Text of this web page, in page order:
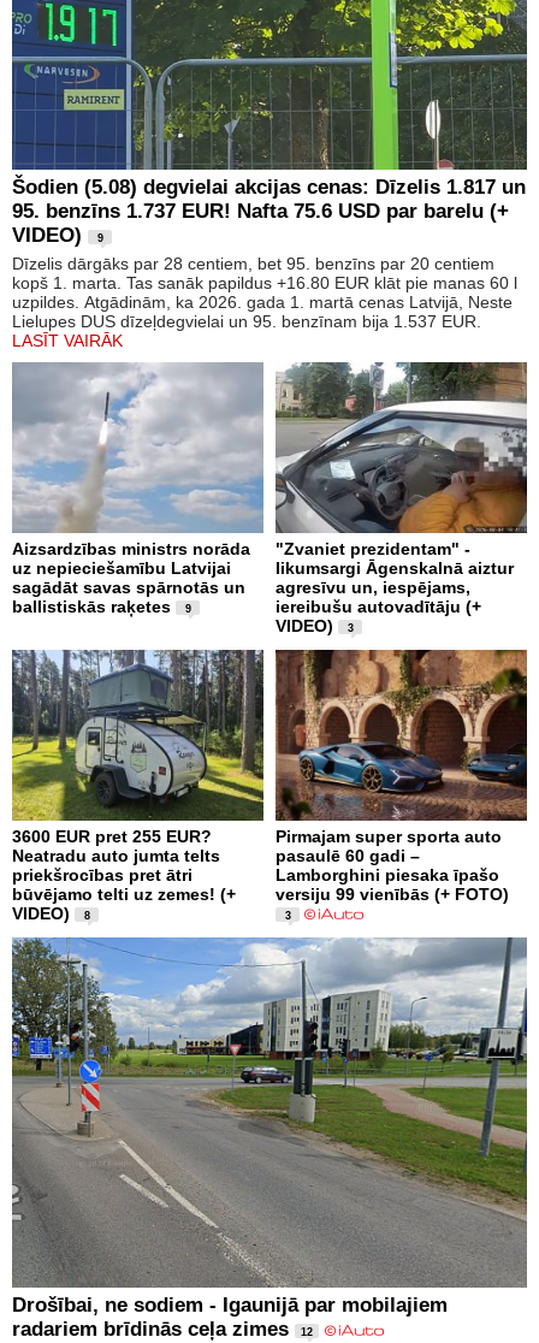
Šodien (5.08) degvielai akcijas cenas: Dīzelis 1.817 un
95. benzīns 1.737 EUR! Nafta 75.6 USD par barelu (+
VIDEO)
9
Dīzelis dārgāks par 28 centiem, bet 95. benzīns par 20 centiem
kopš 1. marta. Tas sanāk papildus +16.80 EUR klāt pie manas 60 l
uzpildes. Atgādinām, ka 2026. gada 1. martā cenas Latvijā, Neste
Lielupes DUS dīzeļdegvielai un 95. benzīnam bija 1.537 EUR.
LASĪT VAIRĀK
Aizsardzības ministrs norāda
uz nepieciešamību Latvijai
sagādāt savas spārnotās un
ballistiskās raķetes
9
"Zvaniet prezidentam" -
likumsargi Āgenskalnā aiztur
agresīvu un, iespējams,
iereibušu autovadītāju (+
VIDEO)
3
3600 EUR pret 255 EUR?
Neatradu auto jumta telts
priekšrocības pret ātri
būvējamo telti uz zemes! (+
VIDEO)
8
Pirmajam super sporta auto
pasaulē 60 gadi –
Lamborghini piesaka īpašo
versiju 99 vienībās (+ FOTO)
3
Drošībai, ne sodiem - Igaunijā par mobilajiem
radariem brīdinās ceļa zimes
12